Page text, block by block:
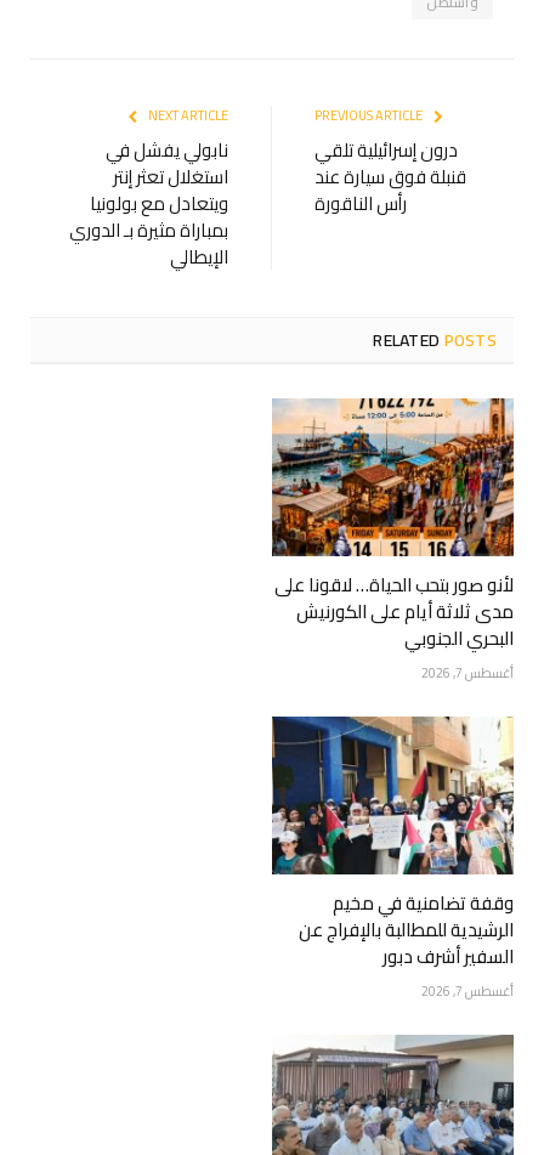
درون إسرائيلية تلقي
قنبلة فوق سيارة عند
رأس الناقورة
NEXT ARTICLE
نابولي يفشل في
استغلال تعثر إنتر
ويتعادل مع بولونيا
بمباراة مثيرة بـ الدوري
الإيطالي
RELATEDPOSTS
لأنو صور بتحب الحياة… لاقونا على
مدى ثلاثة أيام على الكورنيش
البحري الجنوبي
أغسطس 7, 2026
وقفة تضامنية في مخيم
الرشيدية للمطالبة بالإفراج عن
السفير أشرف دبور
أغسطس 7, 2026